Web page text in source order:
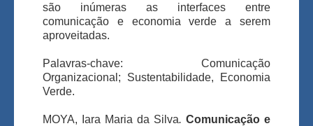
são inúmeras as interfaces entre
comunicação e economia verde a serem
aproveitadas.
Palavras-chave: Comunicação
Organizacional; Sustentabilidade, Economia
Verde.
MOYA, Iara Maria da Silva. Comunicação e